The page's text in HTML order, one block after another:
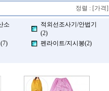
정렬 : [가격]
소
적외선조사기/안법기
(2)
펜라이트/지시봉(2)